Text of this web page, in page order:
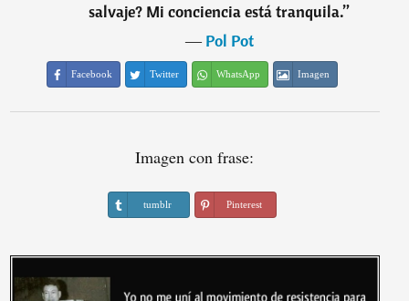
salvaje? Mi conciencia está tranquila.”
―Pol Pot
Facebook Twitter WhatsApp Imagen
Imagen con frase:
tumblr Pinterest